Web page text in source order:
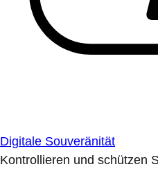
Digitale Souveränität
Kontrollieren und schützen